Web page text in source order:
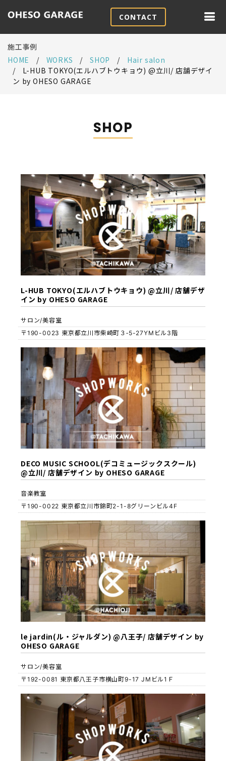
CONTACT
施工事例
HOME
WORKS SHOP
Hair salon
L-HUB TOKYO(エルハブトウキョウ) @立川/ 店舗デザイ
ン by OHESO GARAGE
SHOP
L-HUB TOKYO(エルハブトウキョウ) @立川/ 店舗デザ
イン by OHESO GARAGE
サロン/美容室
〒190-0023 東京都立川市柴崎町３‐5-27YMビル3階
DECO MUSIC SCHOOL(デコミュージックスクール)
@立川/ 店舗デザイン by OHESO GARAGE
音楽教室
〒190-0022 東京都立川市錦町2-1-8グリーンビル4F
le jardin(ル・ジャルダン) @八王子/ 店舗デザイン by
OHESO GARAGE
サロン/美容室
〒192-0081 東京都八王子市横山町9-17 JMビル1Ｆ